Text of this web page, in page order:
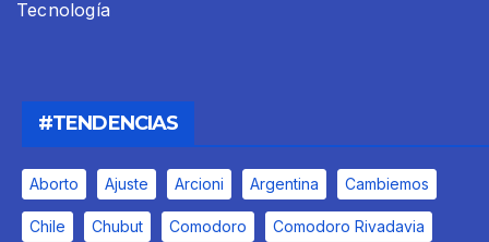
Tecnología
#TENDENCIAS
Aborto Ajuste Arcioni Argentina Cambiemos
Chile Chubut Comodoro Comodoro Rivadavia